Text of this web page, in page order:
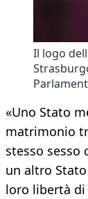
Il logo
«Uno Stato
matrimonio
stesso
un altro
loro libertà di